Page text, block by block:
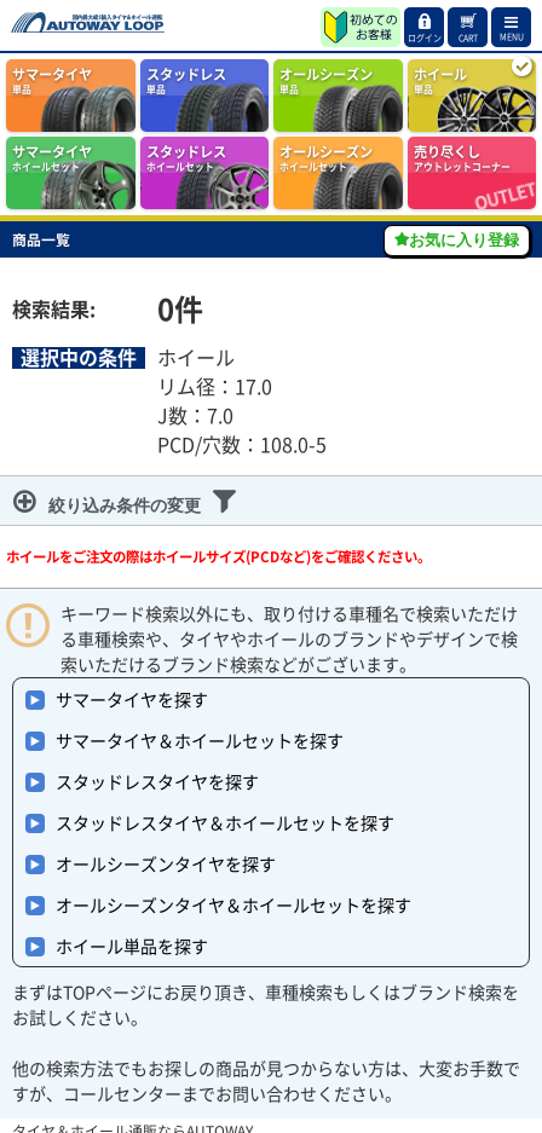
ログイン CART MENU
サマータイヤ
単品
スタッドレス
単品
オールシーズン
単品
ホイール
単品
サマータイヤ
ホイールセット
スタッドレス
ホイールセット
オールシーズン
ホイールセット
売り尽くし
アウトレットコーナー
商品一覧
検索結果: 0件
選択中の条件
ホイール
リム径：17.0
J数：7.0
PCD/穴数：108.0-5
絞り込み条件の変更
ホイールをご注文の際はホイールサイズ(PCDなど)をご確認ください。
お気に入り登録
キーワード検索以外にも、取り付ける車種名で検索いただけ
る車種検索や、タイヤやホイールのブランドやデザインで検
索いただけるブランド検索などがございます。
サマータイヤを探す
サマータイヤ＆ホイールセットを探す
スタッドレスタイヤを探す
スタッドレスタイヤ＆ホイールセットを探す
オールシーズンタイヤを探す
オールシーズンタイヤ＆ホイールセットを探す
ホイール単品を探す
まずはTOPページにお戻り頂き、車種検索もしくはブランド検索を
お試しください。
他の検索方法でもお探しの商品が見つからない方は、大変お手数で
すが、コールセンターまでお問い合わせください。